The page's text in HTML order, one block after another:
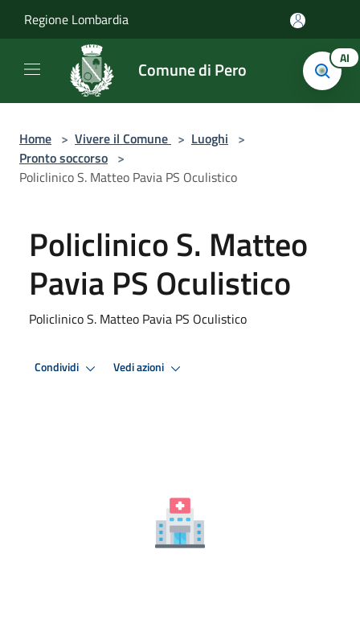
Regione Lombardia
Comune di Pero AI
Home > Vivere il Comune > Luoghi >
Pronto soccorso >
Policlinico S. Matteo Pavia PS Oculistico
Policlinico S. Matteo
Pavia PS Oculistico
Policlinico S. Matteo Pavia PS Oculistico
Condividi Vedi azioni